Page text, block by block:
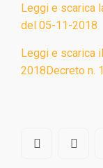
Leggi e scarica
del 05-11-2018
Leggi e scarica
2018Decreto n.